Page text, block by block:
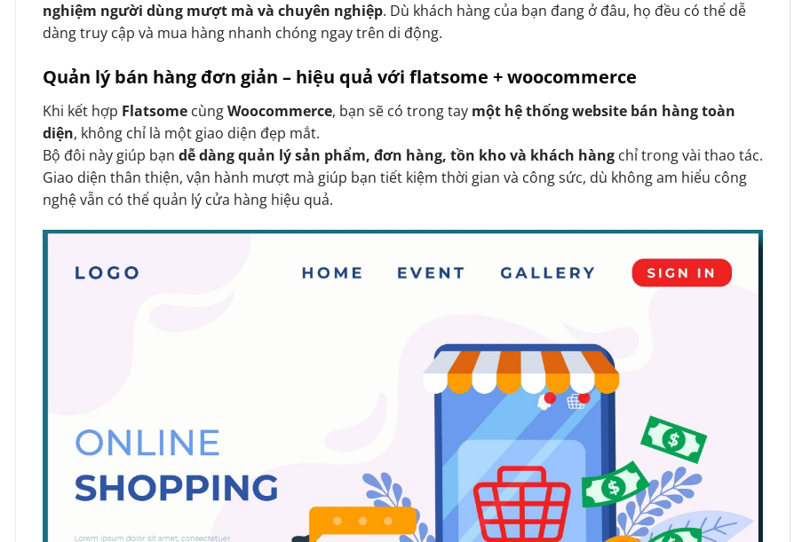
nghiệm người dùng mượt mà và chuyên nghiệp. Dù khách hàng của bạn đang ở đâu, họ đều có thể dễ
dàng truy cập và mua hàng nhanh chóng ngay trên di động.
Quản lý bán hàng đơn giản – hiệu quả với flatsome + woocommerce
Khi kết hợp Flatsome cùngWoocommerce, bạn sẽ có trong tay một hệ thống website bán hàng toàn
diện, không chỉ là một giao diện đẹp mắt.
Bộ đôi này giúp bạn dễ dàng quản lý sản phẩm, đơn hàng, tồn kho và khách hàng chỉ trong vài thao tác.
Giao diện thân thiện, vận hành mượt mà giúp bạn tiết kiệm thời gian và công sức, dù không am hiểu công
nghệ vẫn có thể quản lý cửa hàng hiệu quả.